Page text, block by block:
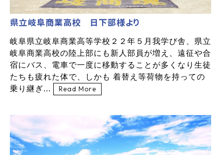
県立岐阜商業高校 日下部様より
岐阜県立岐阜商業高等学校２２年５月我学び舎、県立
岐阜商業高校の陸上部にも新人部員が増え、遠征や合
宿にバス、電車で一度に移動することが多くなり生徒
たちも疲れた体で、しかも 着替え等荷物を持っての
乗り継ぎ...
Read More